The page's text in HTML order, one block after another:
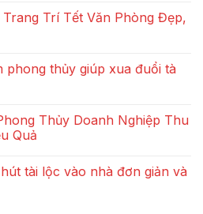
Trí Tết Văn Phòng Đẹp,
phong thủy giúp xua đuổi tà
Thủy Doanh Nghiệp Thu
Quả
tài lộc vào nhà đơn giản và